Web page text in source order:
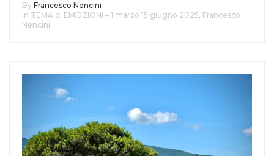
By Francesco Nencini
In TEMA di EMOZIONI – 1 marzo 15 giugno 2025, Francesco
Nencini